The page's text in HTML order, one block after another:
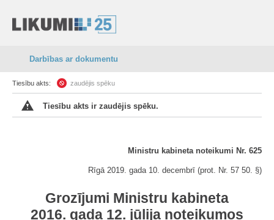
Darbības ar dokumentu
Tiesību akts: zaudējis spēku
Tiesību akts ir zaudējis spēku.
Ministru kabineta noteikumi Nr. 625
Rīgā 2019. gada 10. decembrī (prot. Nr. 57 50. §)
Grozījumi Ministru kabineta
2016. gada 12. jūlija noteikumos